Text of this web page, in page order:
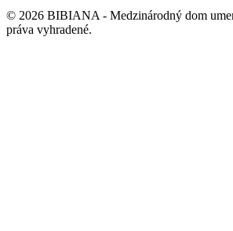
© 2026 BIBIANA - Medzinárodný dom
práva vyhradené.